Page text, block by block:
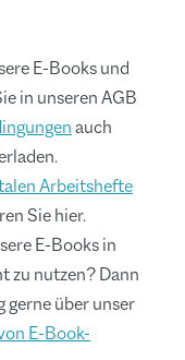
E-Books und
in unseren AGB
auch
Arbeitshefte
Sie hier.
E-Books in
zu nutzen? Dann
gerne über unser
E-Book-